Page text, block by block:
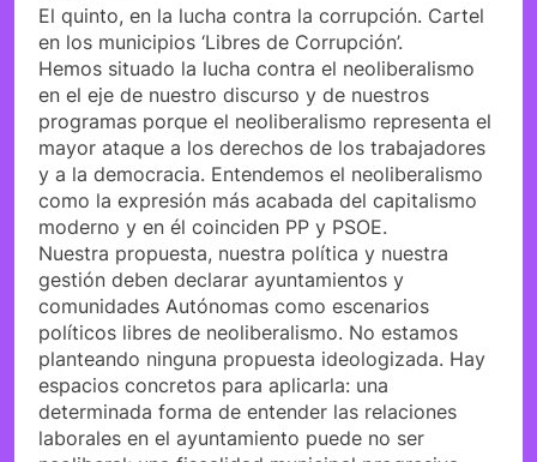
El quinto, en la lucha contra la corrupción. Cartel
en los municipios ‘Libres de Corrupción’.
Hemos situado la lucha contra el neoliberalismo
en el eje de nuestro discurso y de nuestros
programas porque el neoliberalismo representa el
mayor ataque a los derechos de los trabajadores
y a la democracia. Entendemos el neoliberalismo
como la expresión más acabada del capitalismo
moderno y en él coinciden PP y PSOE.
Nuestra propuesta, nuestra política y nuestra
gestión deben declarar ayuntamientos y
comunidades Autónomas como escenarios
políticos libres de neoliberalismo. No estamos
planteando ninguna propuesta ideologizada. Hay
espacios concretos para aplicarla: una
determinada forma de entender las relaciones
laborales en el ayuntamiento puede no ser